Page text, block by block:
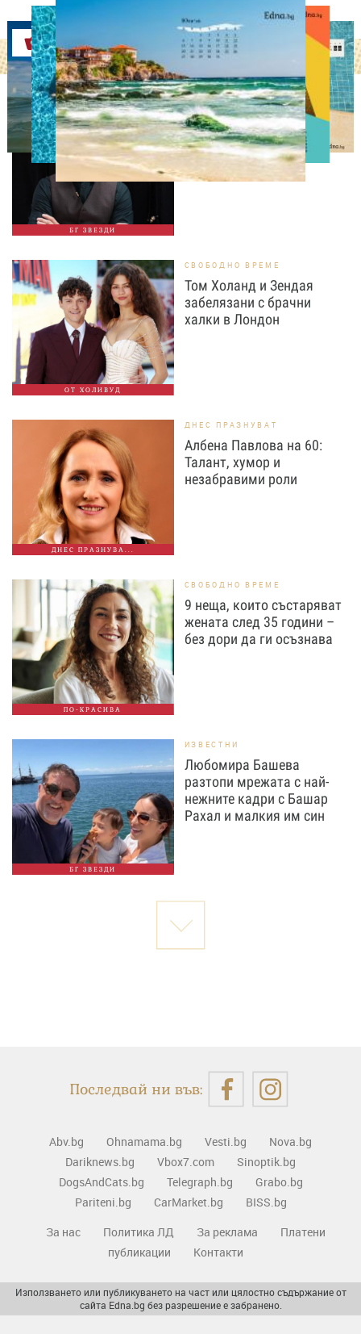
Оферти
БГ ЗВЕЗДИ
ИЗВЕСТНИ
Така ли го правиш, тате?“
Дъщерята на Орлин
Павлов го имитира
ОТ ХОЛИВУД
СВОБОДНО ВРЕМЕ
Том Холанд и Зендая
забелязани с брачни
халки в Лондон
ДНЕС ПРАЗНУВА...
ДНЕС ПРАЗНУВАТ
Албена Павлова на 60:
Талант, хумор и
незабравими роли
ПО-КРАСИВА
СВОБОДНО ВРЕМЕ
9 неща, които състаряват
жената след 35 години –
без дори да ги осъзнава
БГ ЗВЕЗДИ
ИЗВЕСТНИ
Любомира Башева
разтопи мрежата с най-
нежните кадри с Башар
Рахал и малкия им син
Последвай ни във:
Abv.bg Ohnamama.bg Vesti.bg
Nova.bg
Dariknews.bg
Vbox7.com
Sinoptik.bg
DogsAndCats.bg
Telegraph.bg
Grabo.bg
Pariteni.bg
CarMarket.bg
BISS.bg
За нас
Политика ЛД За реклама
Платени
публикации
Контакти
Използването или публикуването на част или цялостно съдържание от
сайта Edna.bg без разрешение е забранено.